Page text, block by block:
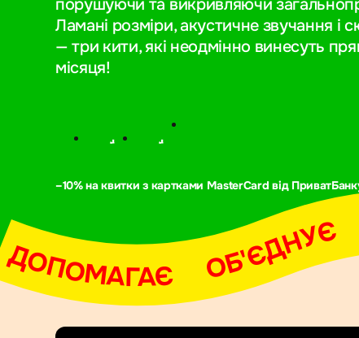
порушуючи та викривляючи
Ламані розміри, акустичне звучання і
— три кити, які неодмінно винесуть
місяця!
–10% на квитки з картками MasterCard від
ДОПОМАГАЄ     ОБ'ЄДНУЄ     НАДИХАЄ     ДОПОМАГАЄ